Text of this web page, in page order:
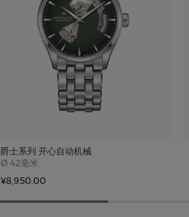
爵士系列 开心自动机械
Ø Case size
42毫米
¥8,950.00